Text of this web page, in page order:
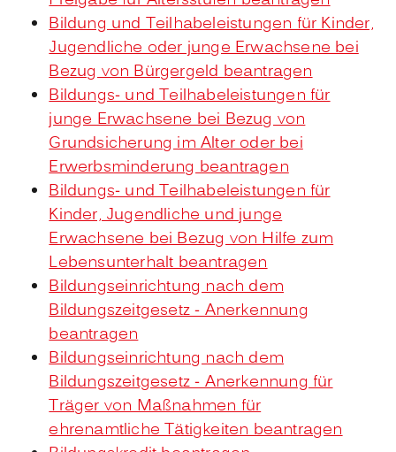
Bildung und Teilhabeleistungen für Kinder,
Jugendliche oder junge Erwachsene bei
Bezug von Bürgergeld beantragen
Bildungs- und Teilhabeleistungen für
junge Erwachsene bei Bezug von
Grundsicherung im Alter oder bei
Erwerbsminderung beantragen
Bildungs- und Teilhabeleistungen für
Kinder, Jugendliche und junge
Erwachsene bei Bezug von Hilfe zum
Lebensunterhalt beantragen
Bildungseinrichtung nach dem
Bildungszeitgesetz - Anerkennung
beantragen
Bildungseinrichtung nach dem
Bildungszeitgesetz - Anerkennung für
Träger von Maßnahmen für
ehrenamtliche Tätigkeiten beantragen